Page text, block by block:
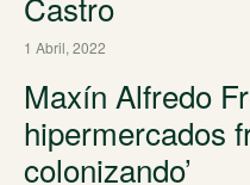
1 Abril, 2022
Maxín Alfredo
hipermercados
colonizando’